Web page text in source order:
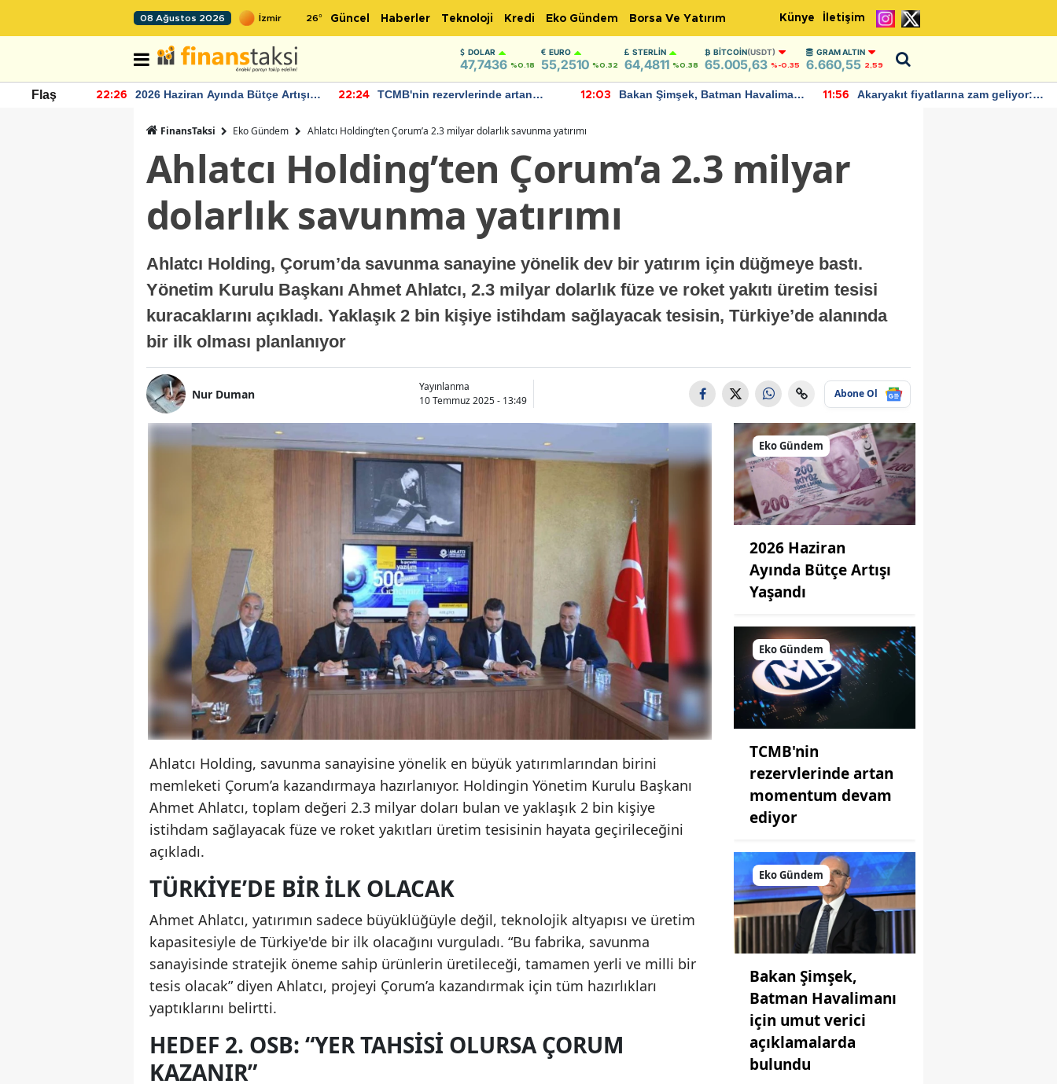
08 Ağustos 2026 26° Güncel Haberler Teknoloji Kredi Eko Gündem Borsa Ve Yatırım Künye İletişim
DOLAR
47,7436 %0.18
EURO
55,2510 %0.32
STERLIN
64,4811 %0.38
BITCOIN(USDT)
65.005,63 %-0.35
GRAM ALTIN
6.660,55 2,59
Flaş
Artışı 22:24
TCMB'nin rezervlerinde artan
12:03
Bakan Şimşek, Batman Havalimanı
11:56
Akaryakıt fiyatlarına zam geliyor:
22:37
IMF, Birleşik Krallık ekonomisinin
FinansTaksi Eko Gündem Ahlatcı Holding’ten Çorum’a 2.3 milyar dolarlık savunma yatırımı
Ahlatcı Holding’ten Çorum’a 2.3 milyar
dolarlık savunma yatırımı
Ahlatcı Holding, Çorum’da savunma sanayine yönelik dev bir yatırım için düğmeye bastı.
Yönetim Kurulu Başkanı Ahmet Ahlatcı, 2.3 milyar dolarlık füze ve roket yakıtı üretim tesisi
kuracaklarını açıkladı. Yaklaşık 2 bin kişiye istihdam sağlayacak tesisin, Türkiye’de alanında
bir ilk olması planlanıyor
Nur Duman
Yayınlanma
10 Temmuz 2025 - 13:49
Abone Ol
Ahlatcı Holding, savunma sanayisine yönelik en büyük yatırımlarından birini
memleketi Çorum’a kazandırmaya hazırlanıyor. Holdingin Yönetim Kurulu Başkanı
Ahmet Ahlatcı, toplam değeri 2.3 milyar doları bulan ve yaklaşık 2 bin kişiye
istihdam sağlayacak füze ve roket yakıtları üretim tesisinin hayata geçirileceğini
açıkladı.
TÜRKIYE’DE BIR İLK OLACAK
Ahmet Ahlatcı, yatırımın sadece büyüklüğüyle değil, teknolojik altyapısı ve üretim
kapasitesiyle de Türkiye'de bir ilk olacağını vurguladı. “Bu fabrika, savunma
sanayisinde stratejik öneme sahip ürünlerin üretileceği, tamamen yerli ve milli bir
tesis olacak” diyen Ahlatcı, projeyi Çorum’a kazandırmak için tüm hazırlıkları
yaptıklarını belirtti.
HEDEF 2. OSB: “YER TAHSISI OLURSA ÇORUM
KAZANIR”
Eko Gündem
2026 Haziran
Ayında Bütçe Artışı
Yaşandı
Eko Gündem
TCMB'nin
rezervlerinde artan
momentum devam
ediyor
Eko Gündem
Bakan Şimşek,
Batman Havalimanı
için umut verici
açıklamalarda
bulundu